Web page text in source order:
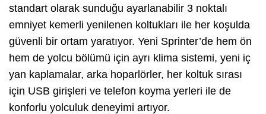
standart olarak sunduğu ayarlanabilir 3 noktalı
emniyet kemerli yenilenen koltukları ile her koşulda
güvenli bir ortam yaratıyor. Yeni Sprinter’de hem ön
hem de yolcu bölümü için ayrı klima sistemi, yeni iç
yan kaplamalar, arka hoparlörler, her koltuk sırası
için USB girişleri ve telefon koyma yerleri ile de
konforlu yolculuk deneyimi artıyor.